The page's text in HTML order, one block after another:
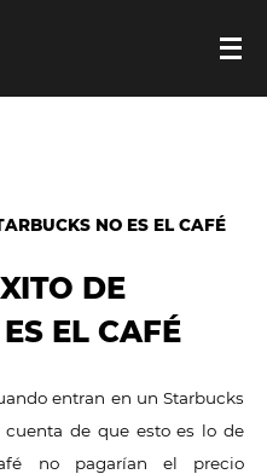
DE
EL CAFÉ
entran en un Starbucks
de que esto es lo de
no pagarían el precio